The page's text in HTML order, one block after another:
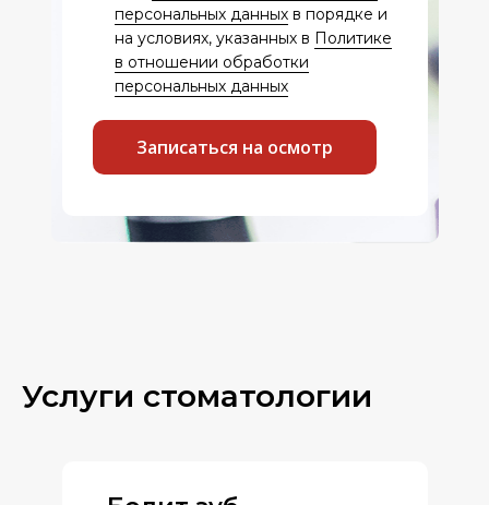
персональных данных в порядке и
на условиях, указанных в Политике
в отношении обработки
персональных данных
Записаться на осмотр
Услуги стоматологии